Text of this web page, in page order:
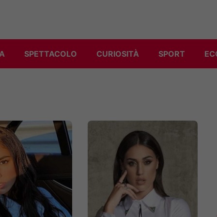
SPETTACOLO CURIOSITÀ SPORT